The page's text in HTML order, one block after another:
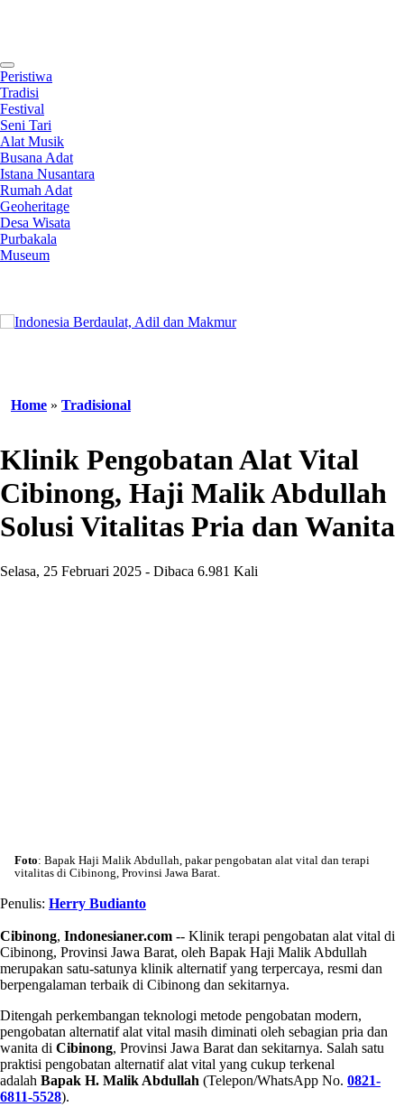
Peristiwa
Tradisi
Festival
Seni Tari
Alat Musik
Busana Adat
Istana Nusantara
Rumah Adat
Geoheritage
Desa Wisata
Purbakala
Museum
Home » Tradisional
Klinik Pengobatan Alat Vital
Cibinong, Haji Malik Abdullah
Solusi Vitalitas Pria dan Wanita
Selasa, 25 Februari 2025 - Dibaca 6.981 Kali
Foto: Bapak Haji Malik Abdullah, pakar pengobatan alat vital dan terapi
vitalitas di Cibinong, Provinsi Jawa Barat.
Penulis: Herry Budianto
Cibinong, Indonesianer.com -- Klinik terapi pengobatan alat vital di
Cibinong, Provinsi Jawa Barat, oleh Bapak Haji Malik Abdullah
merupakan satu-satunya klinik alternatif yang terpercaya, resmi dan
berpengalaman terbaik di Cibinong dan sekitarnya.
Ditengah perkembangan teknologi metode pengobatan modern,
pengobatan alternatif alat vital masih diminati oleh sebagian pria dan
wanita di Cibinong, Provinsi Jawa Barat dan sekitarnya. Salah satu
praktisi pengobatan alternatif alat vital yang cukup terkenal
adalah Bapak H. Malik Abdullah (Telepon/WhatsApp No. 0821-
6811-5528).